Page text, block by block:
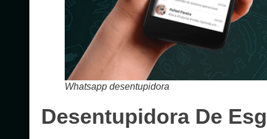
Whatsapp desentupidora
Desentupidora De